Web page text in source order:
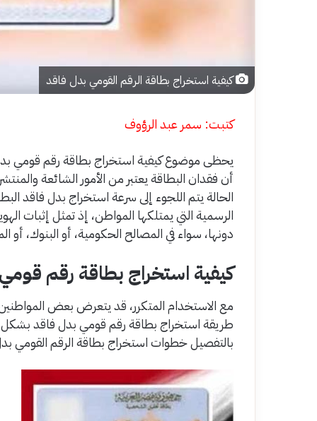
كيفية استخراج بطاقة الرقم القومي بدل فاقد
كتبت: سمر عبد الرؤوف
يحظى موضوع كيفية استخراج بطاقة رقم قومي
أن فقدان البطاقة يعتبر من الأمور الشائعة
الحالة يتم اللجوء إلى سرعة استخراج بدل فاقد
الرسمية التي يمتلكها المواطن، إذ تمثل إثبات
دونها، سواء في المصالح الحكومية، أو البنوك،
كيفية استخراج بطاقة رقم
مع الاستخدام المتكرر، قد يتعرض بعض
طريقة استخراج بطاقة رقم قومي بدل فاقد
بالتفصيل خطوات استخراج بطاقة الرقم القومي